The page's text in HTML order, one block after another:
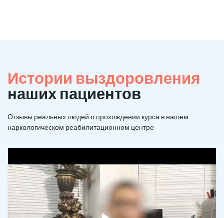
Истории выздоровления
наших пациентов
Отзывы реальных людей о прохождении курса в нашем
наркологическом реабилитационном центре